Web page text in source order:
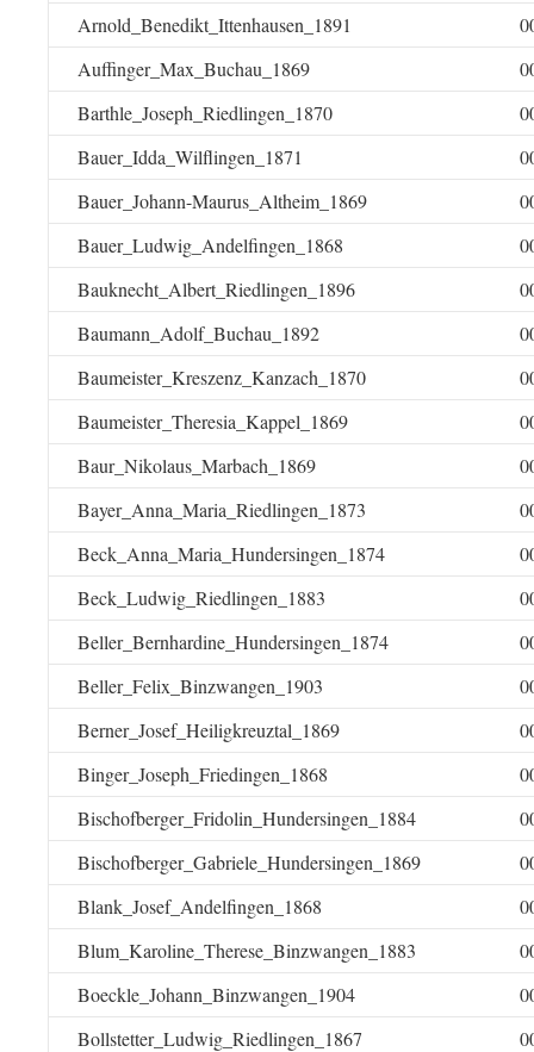
Arnold_Benedikt_Ittenhausen_1891
Auffinger_Max_Buchau_1869
Barthle_Joseph_Riedlingen_1870
Bauer_Idda_Wilflingen_1871
Bauer_Johann-Maurus_Altheim_1869
Bauer_Ludwig_Andelfingen_1868
Bauknecht_Albert_Riedlingen_1896
Baumann_Adolf_Buchau_1892
Baumeister_Kreszenz_Kanzach_1870
Baumeister_Theresia_Kappel_1869
Baur_Nikolaus_Marbach_1869
Bayer_Anna_Maria_Riedlingen_1873
Beck_Anna_Maria_Hundersingen_1874
Beck_Ludwig_Riedlingen_1883
Beller_Bernhardine_Hundersingen_1874
Beller_Felix_Binzwangen_1903
Berner_Josef_Heiligkreuztal_1869
Binger_Joseph_Friedingen_1868
Bischofberger_Fridolin_Hundersingen_1884
Bischofberger_Gabriele_Hundersingen_1869
Blank_Josef_Andelfingen_1868
Blum_Karoline_Therese_Binzwangen_1883
Boeckle_Johann_Binzwangen_1904
Bollstetter_Ludwig_Riedlingen_1867